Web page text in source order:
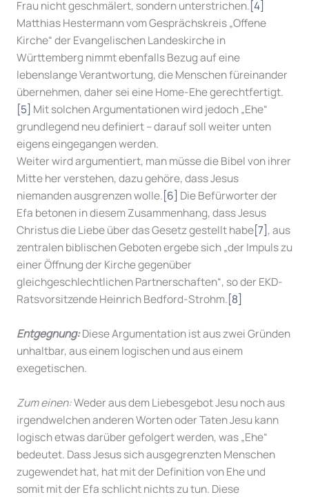
Frau nicht geschmälert, sondern unterstrichen.[4]
Matthias Hestermann vom Gesprächskreis „Offene
Kirche“ der Evangelischen Landeskirche in
Württemberg nimmt ebenfalls Bezug auf eine
lebenslange Verantwortung, die Menschen füreinander
übernehmen, daher sei eine Home-Ehe gerechtfertigt.
[5] Mit solchen Argumentationen wird jedoch „Ehe“
grundlegend neu definiert – darauf soll weiter unten
eigens eingegangen werden.
Weiter wird argumentiert, man müsse die Bibel von ihrer
Mitte her verstehen, dazu gehöre, dass Jesus
niemanden ausgrenzen wolle.[6] Die Befürworter der
Efa betonen in diesem Zusammenhang, dass Jesus
Christus die Liebe über das Gesetz gestellt habe[7], aus
zentralen biblischen Geboten ergebe sich „der Impuls zu
einer Öffnung der Kirche gegenüber
gleichgeschlechtlichen Partnerschaften“, so der EKD-
Ratsvorsitzende Heinrich Bedford-Strohm.[8]
Entgegnung:Diese Argumentation ist aus zwei Gründen
unhaltbar, aus einem logischen und aus einem
exegetischen.
Zum einen:Weder aus dem Liebesgebot Jesu noch aus
irgendwelchen anderen Worten oder Taten Jesu kann
logisch etwas darüber gefolgert werden, was „Ehe“
bedeutet. Dass Jesus sich ausgegrenzten Menschen
zugewendet hat, hat mit der Definition von Ehe und
somit mit der Efa schlicht nichts zu tun. Diese